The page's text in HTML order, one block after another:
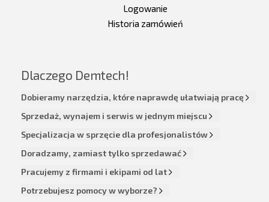
Logowanie
Historia zamówień
Dlaczego Demtech!
Dobieramy narzędzia, które naprawdę ułatwiają pracę
Sprzedaż, wynajem i serwis w jednym miejscu
Specjalizacja w sprzęcie dla profesjonalistów
Doradzamy, zamiast tylko sprzedawać
Pracujemy z firmami i ekipami od lat
Potrzebujesz pomocy w wyborze?